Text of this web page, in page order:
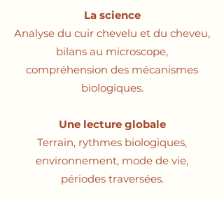
La science
Analyse du cuir chevelu et du cheveu,
bilans au microscope,
compréhension des mécanismes
biologiques.
Une lecture globale
Terrain, rythmes biologiques,
environnement, mode de vie,
périodes traversées.